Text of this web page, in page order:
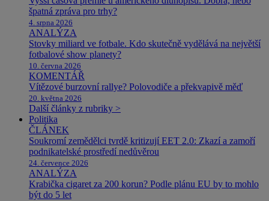
špatná zpráva pro trhy?
4. srpna 2026
ANALÝZA
Stovky miliard ve fotbale. Kdo skutečně vydělává na největší
fotbalové show planety?
10. června 2026
KOMENTÁŘ
Vítězové burzovní rallye? Polovodiče a překvapivě měď
20. května 2026
Další články z rubriky >
Politika
ČLÁNEK
Soukromí zemědělci tvrdě kritizují EET 2.0: Zkazí a zamoří
podnikatelské prostředí nedůvěrou
24. července 2026
ANALÝZA
Krabička cigaret za 200 korun? Podle plánu EU by to mohlo
být do 5 let